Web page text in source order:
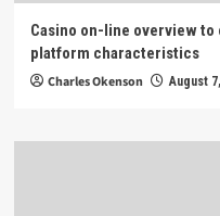
Casino on-line overview to
platform characteristics
Charles Okenson August